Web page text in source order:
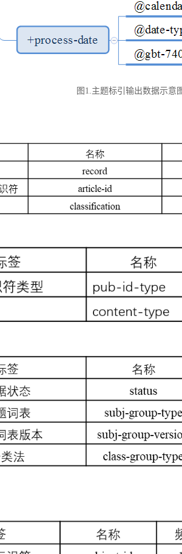
图1.主题标引输出数据示意